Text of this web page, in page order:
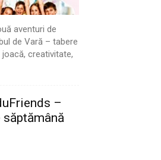
aventuri de
de Vară – tabere
creativitate,
–
săptămână